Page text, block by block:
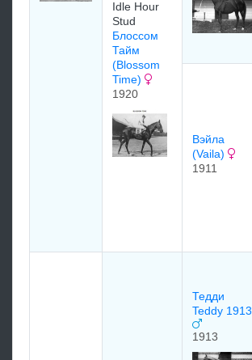
Idle Hour
Stud
Блоссом
Тайм
(Blossom
Time)
1920
Вэйла
(Vaila)
1911
Тедди
Teddy 1913
1913